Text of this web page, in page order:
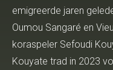
emigreerde jaren
Oumou Sangaré en
koraspeler Sefoudi
Kouyate trad in 2023